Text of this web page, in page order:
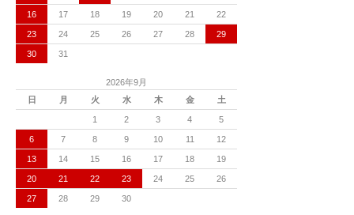
16 17 18 19 20 21 22
23 24 25 26 27 28 29
30 31
2026年9月
日
月 火 水 木 金 土
1 2 3 4 5
6 7 8 9 10 11 12
13 14 15 16 17 18 19
20 21 22 23 24 25 26
27 28 29 30